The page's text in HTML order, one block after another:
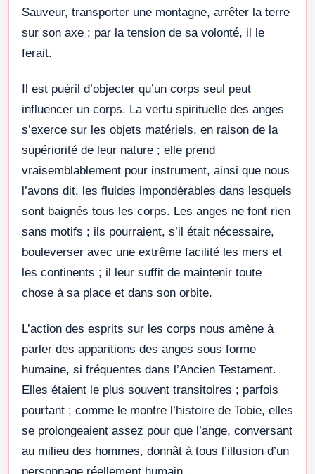
Sauveur, transporter une montagne, arrêter la terre
sur son axe ; par la tension de sa volonté, il le
ferait.
Il est puéril d’objecter qu’un corps seul peut
influencer un corps. La vertu spirituelle des anges
s’exerce sur les objets matériels, en raison de la
supériorité de leur nature ; elle prend
vraisemblablement pour instrument, ainsi que nous
l’avons dit, les fluides impondérables dans lesquels
sont baignés tous les corps. Les anges ne font rien
sans motifs ; ils pourraient, s’il était nécessaire,
bouleverser avec une extrême facilité les mers et
les continents ; il leur suffit de maintenir toute
chose à sa place et dans son orbite.
L’action des esprits sur les corps nous amène à
parler des apparitions des anges sous forme
humaine, si fréquentes dans l’Ancien Testament.
Elles étaient le plus souvent transitoires ; parfois
pourtant ; comme le montre l’histoire de Tobie, elles
se prolongeaient assez pour que l’ange, conversant
au milieu des hommes, donnât à tous l’illusion d’un